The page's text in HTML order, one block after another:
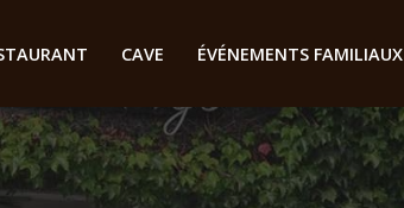
CAVE ÉVÉNEMENTS FAMILIAUX